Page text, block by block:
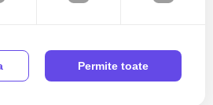
Dambul-Rotund
Europa
0742 949 489Permite toate